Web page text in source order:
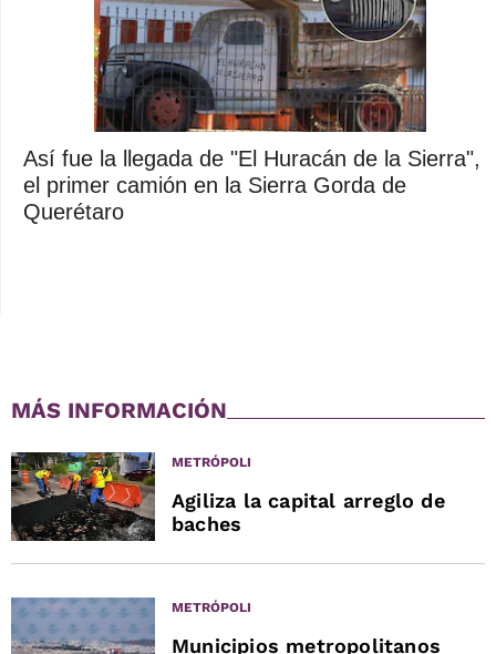
Así fue la llegada de "El Huracán de la Sierra",
el primer camión en la Sierra Gorda de
Querétaro
MÁS INFORMACIÓN
METRÓPOLI
Agiliza la capital arreglo de
baches
METRÓPOLI
Municipios metropolitanos